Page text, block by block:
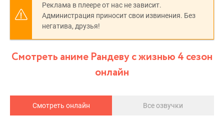
Реклама в плеере от нас не зависит.
Администрация приносит свои извинения. Без
негатива, друзья!
Смотреть аниме Рандеву с жизнью 4 сезон
онлайн
Смотреть онлайн Все озвучки